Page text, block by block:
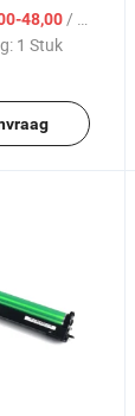
Copier
48,00/ Stuk
1 Stuk